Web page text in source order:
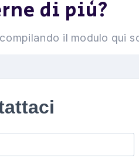
di più?
il modulo qui